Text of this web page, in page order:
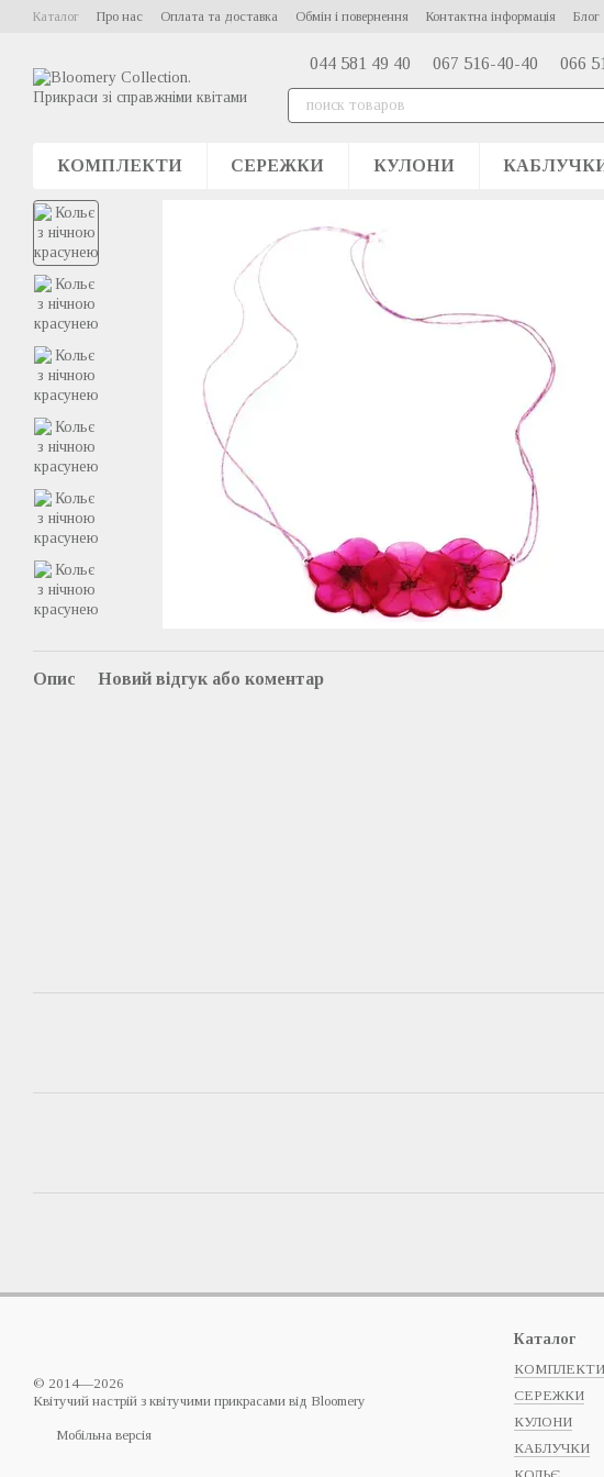
Перейти до основного контенту
Каталог Про нас Оплата та доставка Обмін і повернення Контактна інформація Блог
044 581 49 40 067 516-40-40 066
КОМПЛЕКТИ СЕРЕЖКИ КУЛОНИ
Опис Новий відгук або коментар
© 2014—2026
Квітучий настрій з квітучими прикрасами від Bloomery
Мобільна версія
Каталог
КОМПЛЕКТИ
СЕРЕЖКИ
КУЛОНИ
КАБЛУЧКИ